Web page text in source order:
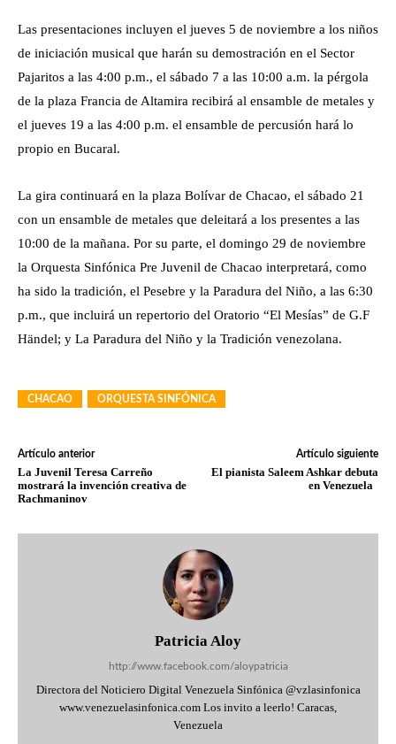
Las presentaciones incluyen el jueves 5 de noviembre a los niños
de iniciación musical que harán su demostración en el Sector
Pajaritos a las 4:00 p.m., el sábado 7 a las 10:00 a.m. la pérgola
de la plaza Francia de Altamira recibirá al ensamble de metales y
el jueves 19 a las 4:00 p.m. el ensamble de percusión hará lo
propio en Bucaral.
La gira continuará en la plaza Bolívar de Chacao, el sábado 21
con un ensamble de metales que deleitará a los presentes a las
10:00 de la mañana. Por su parte, el domingo 29 de noviembre
la Orquesta Sinfónica Pre Juvenil de Chacao interpretará, como
ha sido la tradición, el Pesebre y la Paradura del Niño, a las 6:30
p.m., que incluirá un repertorio del Oratorio “El Mesías” de G.F
Händel; y La Paradura del Niño y la Tradición venezolana.
CHACAO ORQUESTA SINFÓNICA
Artículo anterior
La Juvenil Teresa Carreño
mostrará la invención creativa de
Rachmaninov
Artículo siguiente
El pianista Saleem Ashkar debuta
en Venezuela
Patricia Aloy
http://www.facebook.com/aloypatricia
Directora del Noticiero Digital Venezuela Sinfónica @vzlasinfonica
www.venezuelasinfonica.com Los invito a leerlo! Caracas,
Venezuela